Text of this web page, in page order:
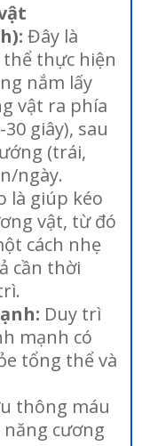
Đây là
thực hiện
nắm lấy
vật ra phía
giây), sau
(trái,
ngày.
là giúp kéo
vật, từ đó
cách nhẹ
cần thời
Duy trì
mạnh có
tổng thể và
thông máu
cương